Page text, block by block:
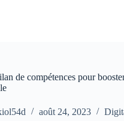
de compétences pour
août 24, 2023